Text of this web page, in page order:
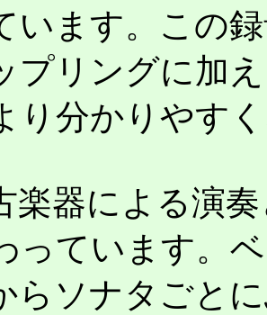
います。この
プリングに加
り分かりやす
器による演
っています。
らソナタごと